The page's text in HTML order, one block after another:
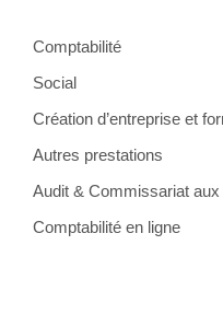
Comptabilité
Social
Création d’entreprise et
Autres prestations
Audit & Commissariat
Comptabilité en ligne